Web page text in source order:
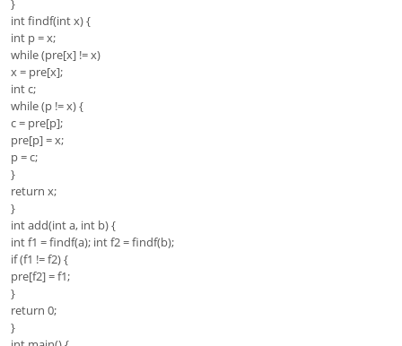
}
int findf(int x) {
int p = x;
while (pre[x] != x)
x = pre[x];
int c;
while (p != x) {
c = pre[p];
pre[p] = x;
p = c;
}
return x;
}
int add(int a, int b) {
int f1 = findf(a); int f2 = findf(b);
if (f1 != f2) {
pre[f2] = f1;
}
return 0;
}